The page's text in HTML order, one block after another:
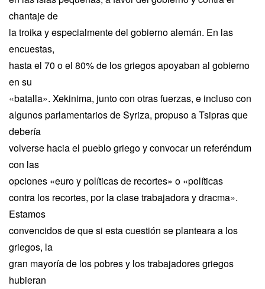
chantaje de
la troika y especialmente del gobierno alemán. En las
encuestas,
hasta el 70 o el 80% de los griegos apoyaban al gobierno
en su
«batalla». Xekinima, junto con otras fuerzas, e incluso con
algunos parlamentarios de Syriza, propuso a Tsipras que
debería
volverse hacia el pueblo griego y convocar un referéndum
con las
opciones «euro y políticas de recortes» o «políticas
contra los recortes, por la clase trabajadora y dracma».
Estamos
convencidos de que si esta cuestión se planteara a los
griegos, la
gran mayoría de los pobres y los trabajadores griegos
hubieran